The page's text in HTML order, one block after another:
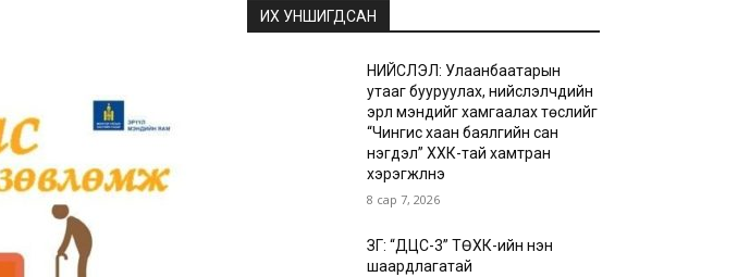
ИХ УНШИГДСАН
НИЙСЛЭЛ: Улаанбаатарын
утааг бууруулах, нийслэлчүүдийн
эрүүл мэндийг хамгаалах төслийг
“Чингис хаан баялгийн сан
нэгдэл” ХХК-тай хамтран
хэрэгжүүлнэ
8 сар 7, 2026
ЗГ: “ДЦС-3” ТӨХК-ийн нэн
шаардлагатай